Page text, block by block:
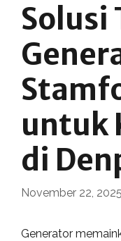
Solusi
untuk
di
November 22, 2025
Generator